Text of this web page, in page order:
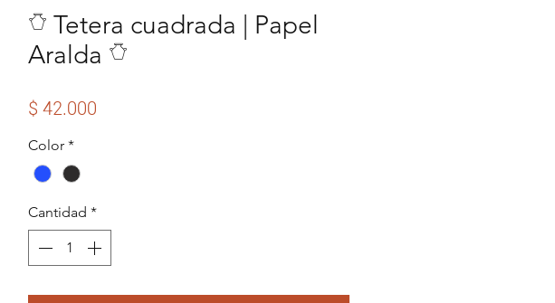
𓏋 Tetera cuadrada | Papel
Aralda 𓏋
$ 42.000
Color *
Cantidad *